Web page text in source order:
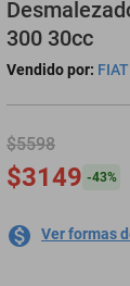
300 30cc
Vendido por:
$5598
$3149 -43%
Ver formas